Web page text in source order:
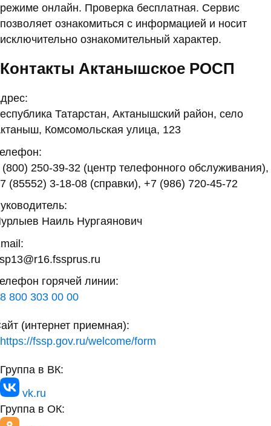
режиме онлайн. Проверка бесплатная. Сервис
позволяет ознакомиться с информацией и носит
исключительно ознакомительный характер.
Контакты Актанышское РОСП
Татарстан, Актанышский район, село
Комсомольская улица, 123
(800) 250-39-32 (центр телефонного обслуживания),
(85552) 3-18-08 (справки), +7 (986) 720-45-72
Наиль Нургаянович
горячей линии:
8 800 303 00 00
(интернет приемная):
https://fssp.gov.ru/welcome/form
Группа в ВК:
vk.ru
Группа в ОК: